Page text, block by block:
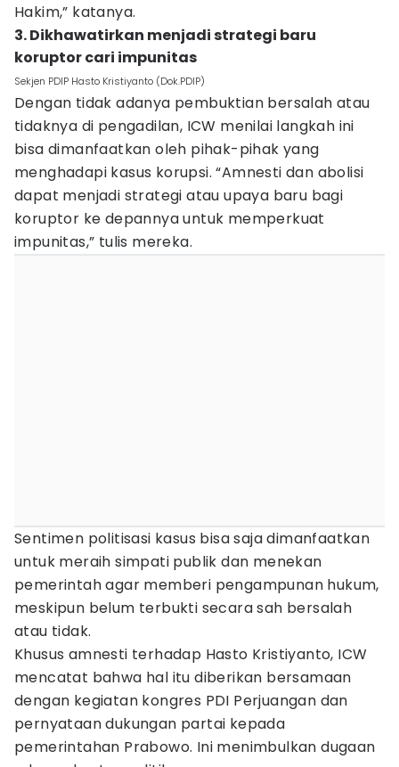
Hakim,” katanya.
3. Dikhawatirkan menjadi strategi baru
koruptor cari impunitas
Sekjen PDIP Hasto Kristiyanto (Dok.PDIP)
Dengan tidak adanya pembuktian bersalah atau
tidaknya di pengadilan, ICW menilai langkah ini
bisa dimanfaatkan oleh pihak-pihak yang
menghadapi kasus korupsi. “Amnesti dan abolisi
dapat menjadi strategi atau upaya baru bagi
koruptor ke depannya untuk memperkuat
impunitas,” tulis mereka.
Sentimen politisasi kasus bisa saja dimanfaatkan
untuk meraih simpati publik dan menekan
pemerintah agar memberi pengampunan hukum,
meskipun belum terbukti secara sah bersalah
atau tidak.
Khusus amnesti terhadap Hasto Kristiyanto, ICW
mencatat bahwa hal itu diberikan bersamaan
dengan kegiatan kongres PDI Perjuangan dan
pernyataan dukungan partai kepada
pemerintahan Prabowo. Ini menimbulkan dugaan